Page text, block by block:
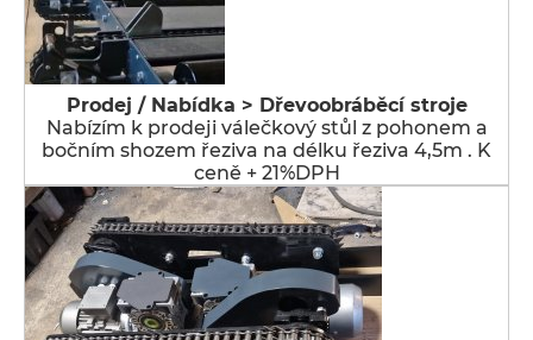
Prodej / Nabídka > Dřevoobráběcí stroje
Nabízím k prodeji válečkový stůl z pohonem a
bočním shozem řeziva na délku řeziva 4,5m . K
ceně + 21%DPH